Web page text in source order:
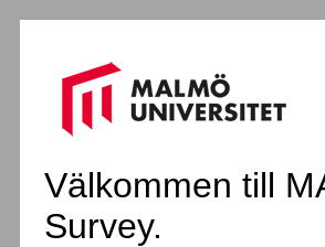
Välkommen till
Survey.